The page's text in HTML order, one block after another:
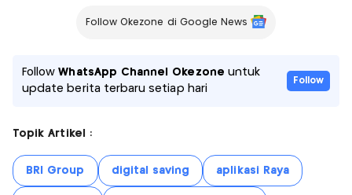
Follow Okezone di Google News
FollowWhatsApp Channel Okezone untuk
update berita terbaru setiap hari
Follow
Topik Artikel :
BRI Group digital saving aplikasi Raya